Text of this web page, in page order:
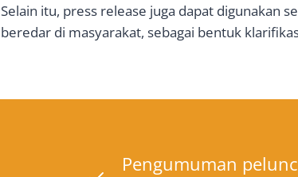
Selain itu, press release juga dapat digunakan
beredar di masyarakat, sebagai bentuk
Pengumuman